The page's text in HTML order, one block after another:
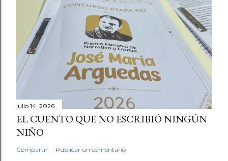
julio 14, 2026
EL CUENTO QUE NO ESCRIBIÓ NINGÚN
NIÑO
Compartir Publicar un comentario